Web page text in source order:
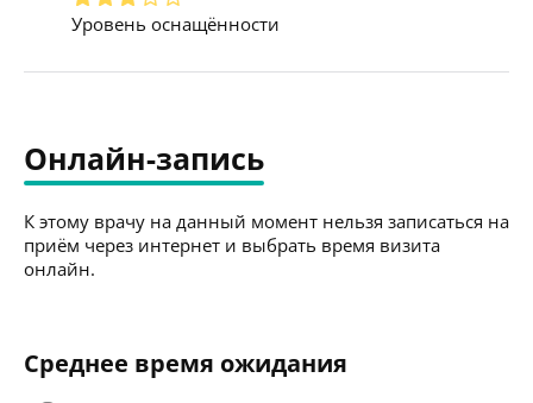
Уровень оснащённости
Онлайн-запись
К этому врачу на данный момент нельзя записаться на
приём через интернет и выбрать время визита
онлайн.
Среднее время ожидания